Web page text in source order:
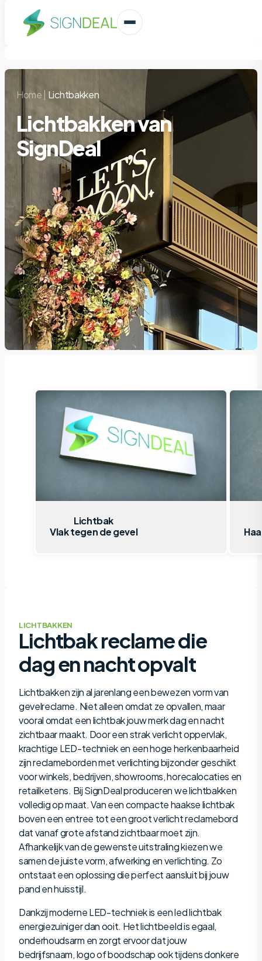
Home| Lichtbakken
Lichtbakken van
SignDeal
Lichtbak
Vlak tegen de gevel
LICHTBAKKEN
Lichtbak reclame die
dag en nacht opvalt
Lichtbakken zijn al jarenlang een bewezen vorm van
gevelreclame. Niet alleen omdat ze opvallen, maar
vooral omdat een lichtbak jouw merk dag en nacht
zichtbaar maakt. Door een strak verlicht oppervlak,
krachtige LED-techniek en een hoge herkenbaarheid
zijn reclameborden met verlichting bijzonder geschikt
voor winkels, bedrijven, showrooms, horecalocaties en
retailketens. Bij SignDeal produceren we lichtbakken
volledig op maat. Van een compacte haakse lichtbak
boven een entree tot een groot verlicht reclamebord
dat vanaf grote afstand zichtbaar moet zijn.
Afhankelijk van de gewenste uitstraling kiezen we
samen de juiste vorm, afwerking en verlichting. Zo
ontstaat een oplossing die perfect aansluit bij jouw
pand en huisstijl.
Dankzij moderne LED-techniek is een led lichtbak
energiezuiniger dan ooit. Het lichtbeeld is egaal,
onderhoudsarm en zorgt ervoor dat jouw
bedrijfsnaam, logo of boodschap ook tijdens donkere